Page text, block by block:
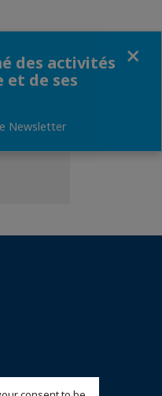
des activités
et de ses
Newsletter